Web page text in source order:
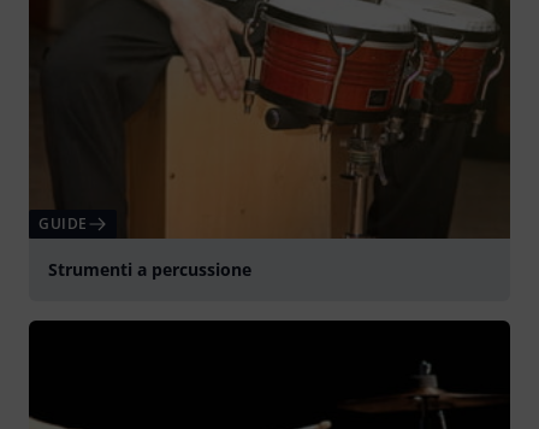
GUIDE
Strumenti a percussione